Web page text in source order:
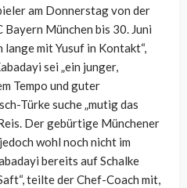
am Donnerstag von der
München bis 30. Juni
lange mit Yusuf in Kontakt“,
sei „ein junger,
Tempo und guter
Türke suche „mutig das
Der gebürtige Münchener
wohl noch nicht im
bereits auf Schalke
teilte der Chef-Coach mit,